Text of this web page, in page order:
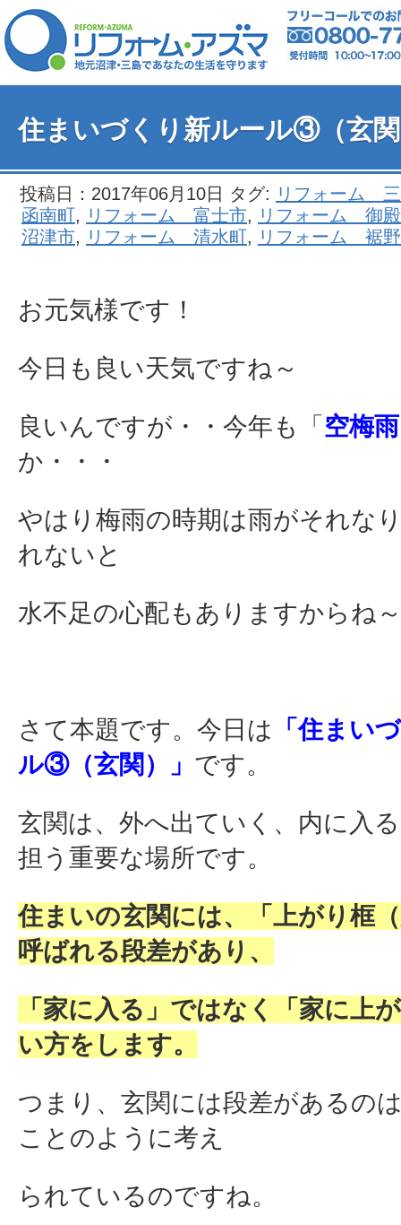
住まいづくり新ルール③（玄
投稿日：2017年06月10日 タグ: リフォーム
函南町, リフォーム 富士市, リフォーム 御
沼津市, リフォーム 清水町, リフォーム 裾
お元気様です！
今日も良い天気ですね～
良いんですが・・今年も「 空梅雨
か・・・
やはり梅雨の時期は雨がそれな
れないと
水不足の心配もありますからね～
さて本題です。今日は 「住まい
ル③（玄関）」 です。
玄関は、外へ出ていく、内に入
担う重要な場所です。
住まいの玄関には、「上がり框
呼ばれる段差があり、
「家に入る」ではなく「家に上
い方をします。
つまり、玄関には段差があるの
ことのように考え
られているのですね。